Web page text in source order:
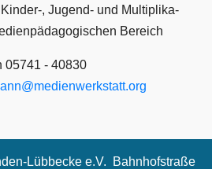
, Jugend- und Multiplika­
Bereich
05741 - 40830
Lübbecke e.V. Bahnhofstraße